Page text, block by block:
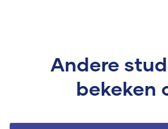
Andere
bekeken